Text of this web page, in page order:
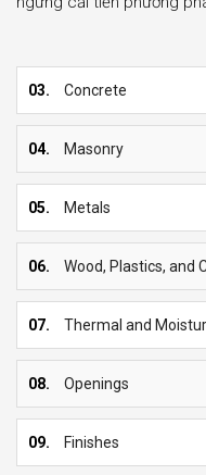
03. Concrete
04. Masonry
05. Metals
06. Wood, Plastics, and
07. Thermal and
08. Openings
09. Finishes